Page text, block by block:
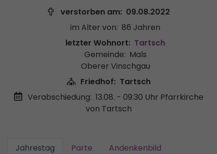
verstorben am: 09.08.2022
im Alter von: 86 Jahren
letzter Wohnort: Tartsch
Gemeinde: Mals
Oberer Vinschgau
Friedhof: Tartsch
Verabschiedung: 13.08. - 09:30 Uhr Pfarrkirche
von Tartsch
Jahrestag Parte
Andenkenbild